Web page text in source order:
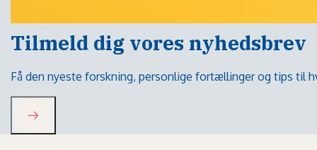
Tilmeld dig vores nyhedsbrev
Få den nyeste forskning, personlige fortællinger og tips til